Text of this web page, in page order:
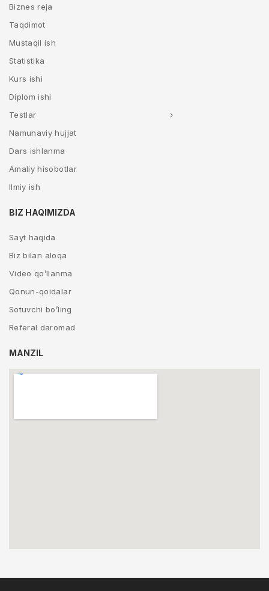
Biznes reja
Taqdimot
Mustaqil ish
Statistika
Kurs ishi
Diplom ishi
Testlar
Namunaviy hujjat
Dars ishlanma
Amaliy hisobotlar
Ilmiy ish
BIZ HAQIMIZDA
Sayt haqida
Biz bilan aloqa
Video qo’llanma
Qonun-qoidalar
Sotuvchi bo’ling
Referal daromad
MANZIL